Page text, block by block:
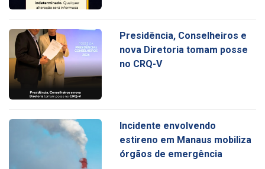
Presidência, Conselheiros e
nova Diretoria tomam posse
no CRQ-V
Incidente envolvendo
estireno em Manaus mobiliza
órgãos de emergência